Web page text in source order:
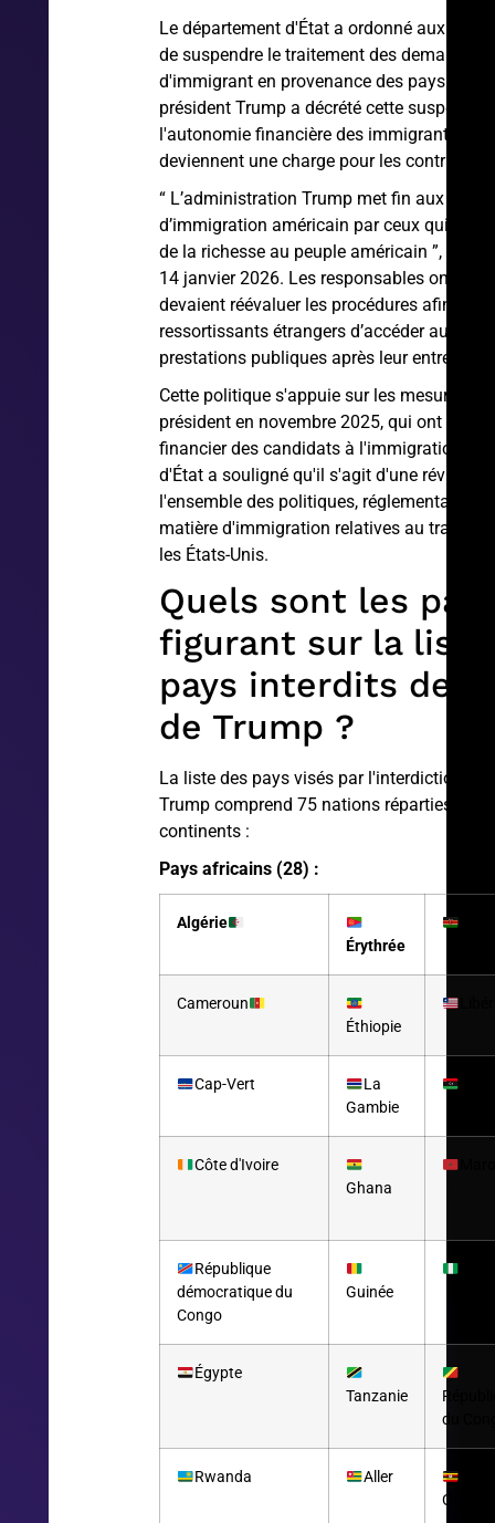
Le département d'État a ordonné aux
de suspendre le traitement des demandes
d'immigrant en provenance des pays
président Trump a décrété cette
l'autonomie financière des immigrants et
deviennent une charge pour les
“ L’administration Trump met fin aux abus
d’immigration américain par ceux qui
de la richesse au peuple américain ”, a
14 janvier 2026. Les responsables ont
devaient réévaluer les procédures afin
ressortissants étrangers d’accéder aux
prestations publiques après leur entrée sur
Cette politique s'appuie sur les mesures
président en novembre 2025, qui ont
financier des candidats à l'immigration. Le
d'État a souligné qu'il s'agit d'une révision
l'ensemble des politiques, réglementations
matière d'immigration relatives au
les États-Unis.
Quels sont les
figurant sur la
pays interdits de
de Trump ?
La liste des pays visés par l'interdiction de
Trump comprend 75 nations réparties sur
continents :
Pays africains (28) :
Algérie
Érythrée
Cameroun
Éthiopie
Cap-Vert
La
Gambie
Côte d'Ivoire
Ghana
République
démocratique du
Congo
Guinée
Égypte
Tanzanie
du
Rwanda
Aller